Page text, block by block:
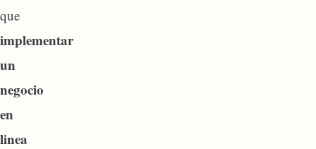
que
implementar
un
negocio
en
linea